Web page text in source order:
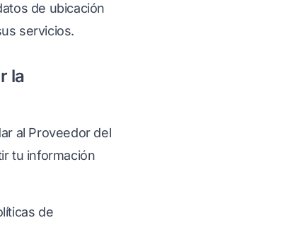
de ubicación
servicios.
la
al Proveedor del
tu información
de